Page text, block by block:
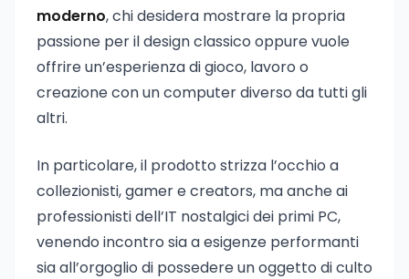
moderno, chi desidera mostrare la propria
passione per il design classico oppure vuole
offrire un’esperienza di gioco, lavoro o
creazione con un computer diverso da tutti gli
altri.
In particolare, il prodotto strizza l’occhio a
collezionisti, gamer e creators, ma anche ai
professionisti dell’IT nostalgici dei primi PC,
venendo incontro sia a esigenze performanti
sia all’orgoglio di possedere un oggetto di culto